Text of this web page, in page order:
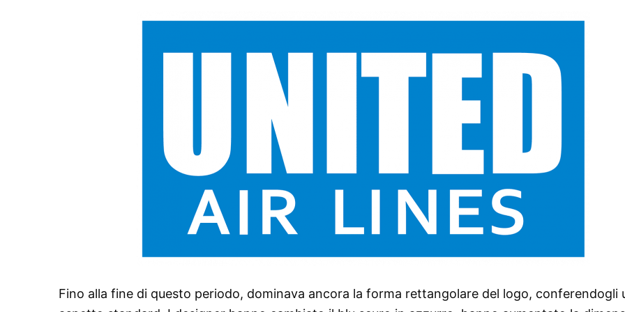
Fino alla fine di questo periodo, dominava ancora la forma rettangolare del logo, conferendogli